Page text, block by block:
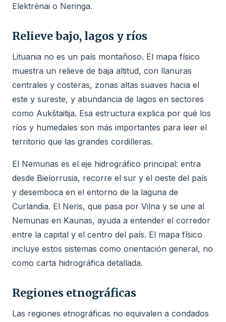
Elektrėnai o Neringa.
Relieve bajo, lagos y ríos
Lituania no es un país montañoso. El mapa físico
muestra un relieve de baja altitud, con llanuras
centrales y costeras, zonas altas suaves hacia el
este y sureste, y abundancia de lagos en sectores
como Aukštaitija. Esa estructura explica por qué los
ríos y humedales son más importantes para leer el
territorio que las grandes cordilleras.
El Nemunas es el eje hidrográfico principal: entra
desde Bielorrusia, recorre el sur y el oeste del país
y desemboca en el entorno de la laguna de
Curlandia. El Neris, que pasa por Vilna y se une al
Nemunas en Kaunas, ayuda a entender el corredor
entre la capital y el centro del país. El mapa físico
incluye estos sistemas como orientación general, no
como carta hidrográfica detallada.
Regiones etnográficas
Las regiones etnográficas no equivalen a condados